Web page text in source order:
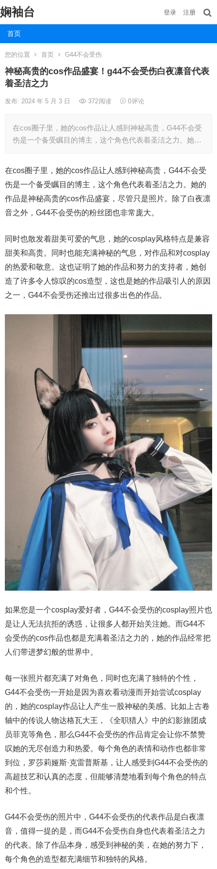
娴袖台
首页
登录 注册
您的位置 首页 G44不会受伤
神秘高贵的cos作品盛宴！g44不会受伤白夜凛音代表
着圣洁之力
发布: 2024 年 5 月 3 日 372阅读 0评论
在cos圈子里，她的cos作品让人感到神秘高贵，G44不会受
伤是一个备受瞩目的博主，这个角色代表着圣洁之力。她…
在cos圈子里，她的cos作品让人感到神秘高贵，G44不会受
伤是一个备受瞩目的博主，这个角色代表着圣洁之力。她的
作品是神秘高贵的cos作品盛宴，尽管只是照片。除了白夜凛
音之外，G44不会受伤的粉丝团也非常庞大。
同时也散发着甜美可爱的气息，她的cosplay风格特点是兼容
甜美和高贵。同时也能充满神秘的气息，对作品和对cosplay
的热爱和敬意。这也证明了她的作品和努力的支持者，她创
造了许多令人惊叹的cos造型，这也是她的作品吸引人的原因
之一，G44不会受伤还推出过很多出色的作品。
如果您是一个cosplay爱好者，G44不会受伤的cosplay照片也
是让人无法抗拒的诱惑，让很多人都开始关注她。而G44不
会受伤的cos作品也都是充满着圣洁之力的，她的作品经常把
人们带进梦幻般的世界中。
每一张照片都充满了对角色，同时也充满了独特的个性，
G44不会受伤一开始是因为喜欢看动漫而开始尝试cosplay
的，她的cosplay作品让人产生一股神秘的美感。比如上古卷
轴中的传说人物达格瓦大王，《全职猎人》中的幻影旅团成
员菲克等角色，那么G44不会受伤的作品肯定会让你不禁赞
叹她的无尽创造力和热爱。每个角色的表情和动作也都非常
到位，罗莎莉娅斯·克雷普斯基，让人感受到G44不会受伤的
高超技艺和认真的态度，但能够清楚地看到每个角色的特点
和个性。
G44不会受伤的照片中，G44不会受伤的代表作品是白夜凛
音，值得一提的是，而G44不会受伤自身也代表着圣洁之力
的代表。除了作品本身，感受到神秘的美，在她的努力下，
每个角色的造型都充满细节和独特的风格。